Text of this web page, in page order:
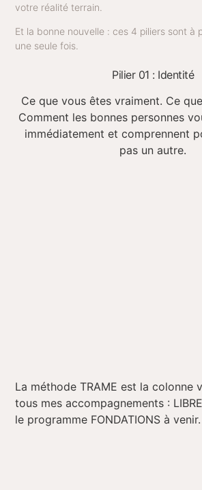
votre réalité terrain.
Et la bonne nouvelle : ces 4 piliers sont à
une seule fois.
Pilier 01 : Identité
Ce que vous êtes vraiment. Ce
Comment les bonnes personnes
immédiatement et comprennent
pas un autre.
La méthode TRAME est la colonne
tous mes accompagnements :
le programme FONDATIONS à venir.